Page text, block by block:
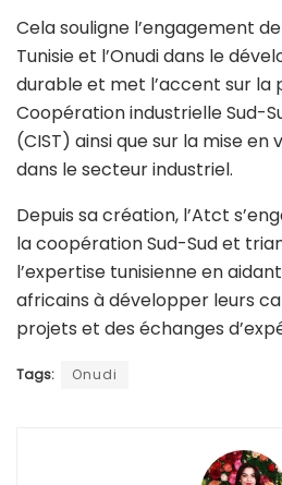
Cela souligne l’engagement
Tunisie et l’Onudi dans le
durable et met l’accent sur la
Coopération industrielle Sud-
(CIST) ainsi que sur la mise en
dans le secteur industriel.
Depuis sa création, l’Atct
la coopération Sud-Sud et
l’expertise tunisienne en
africains à développer leurs
projets et des échanges
Tags: Onudi